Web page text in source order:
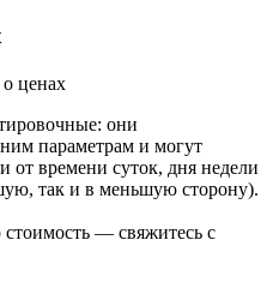
ценах
они
параметрам и могут
от времени суток, дня недели
так и в меньшую сторону).
— свяжитесь с